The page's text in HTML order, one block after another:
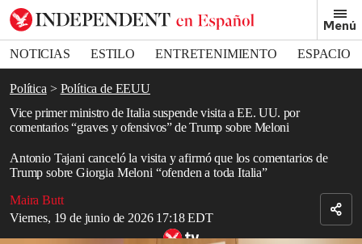
Menú
NOTICIAS ESTILO ENTRETENIMIENTO
ESPACIO
DEPORTES
Política
Política de EEUU
Vice primer ministro de Italia suspende visita a EE. UU. por
comentarios “graves y ofensivos” de Trump sobre Meloni
Antonio Tajani canceló la visita y afirmó que los comentarios de
Trump sobre Giorgia Meloni “ofenden a toda Italia”
Maira Butt
Viernes, 19 de junio de 2026 17:18 EDT
Bookmark popover
Removed from bookmarks
Close popover